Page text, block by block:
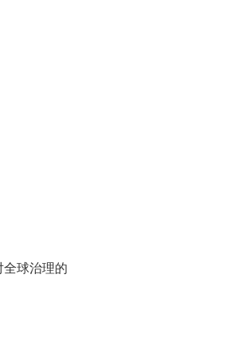
球治理的